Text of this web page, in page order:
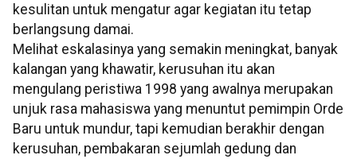
kesulitan untuk mengatur agar kegiatan itu tetap
berlangsung damai.
Melihat eskalasinya yang semakin meningkat, banyak
kalangan yang khawatir, kerusuhan itu akan
mengulang peristiwa 1998 yang awalnya merupakan
unjuk rasa mahasiswa yang menuntut pemimpin Orde
Baru untuk mundur, tapi kemudian berakhir dengan
kerusuhan, pembakaran sejumlah gedung dan